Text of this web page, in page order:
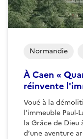
À Caen «
réinvente
Voué à la
l’immeuble
la Grâce de Dieu
d’une aventure
Normandie